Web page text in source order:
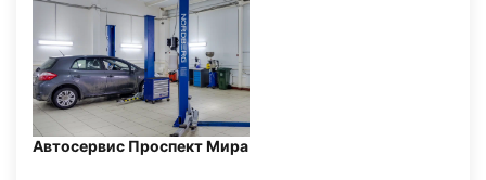
Автосервис Проспект Мира